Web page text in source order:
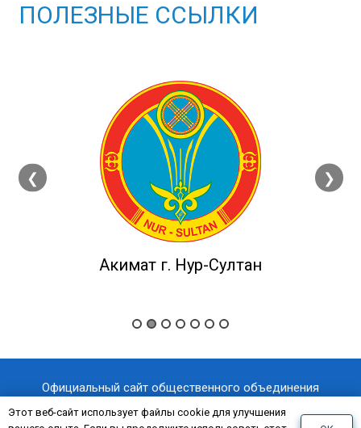
ПОЛЕЗНЫЕ ССЫЛКИ
❮
Акимат г. Нур-Султан
❯
Официальный сайт общественного объединения
«Казахстанский отраслевой профессиональный союз
Этот веб-сайт использует файлы cookie для улучшения